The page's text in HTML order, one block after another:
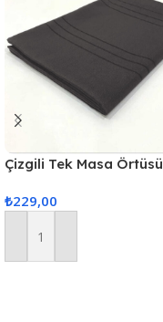
Çizgili Tek Masa Örtüsü
₺229,00
Sepete Ekle